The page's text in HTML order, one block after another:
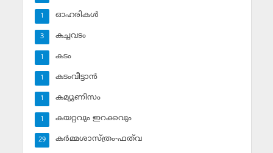
ഓഹരികള്‍
1
കച്ചവടം
3
കടം
1
കടംവീട്ടാന്‍
1
കമ്യൂണിസം
1
കയറ്റവും ഇറക്കവും
1
കര്‍മ്മശാസ്ത്രം-ഫത്‌വ
29